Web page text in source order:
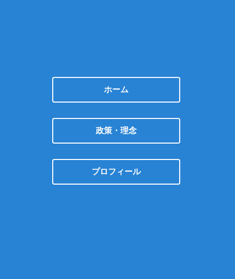
ホーム
政策・理念
プロフィール